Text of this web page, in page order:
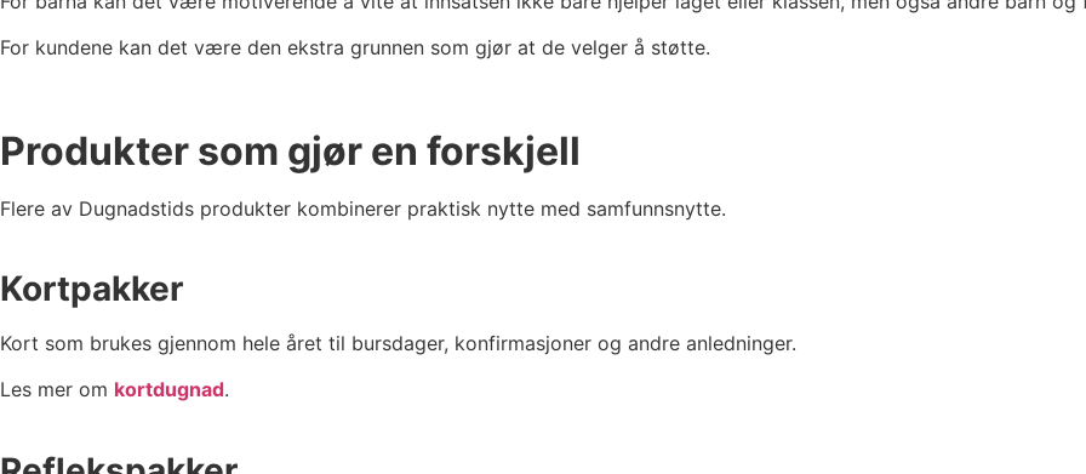
For kundene kan det være den ekstra grunnen som gjør at de velger å støtte.
Produkter som gjør en forskjell
Flere av Dugnadstids produkter kombinerer praktisk nytte med samfunnsnytte.
Kortpakker
Kort som brukes gjennom hele året til bursdager, konfirmasjoner og andre anledninger.
Les mer om kortdugnad.